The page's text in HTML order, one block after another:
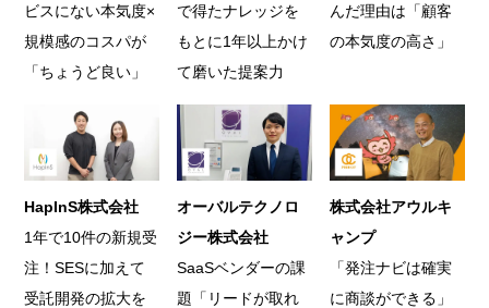
ビスにない本気度×
規模感のコスパが
「ちょうど良い」
で得たナレッジを
もとに1年以上かけ
て磨いた提案力
んだ理由は「顧客
の本気度の高さ」
HapInS株式会社
1年で10件の新規受
注！SESに加えて
受託開発の拡大を
オーバルテクノロ
ジー株式会社
SaaSベンダーの課
題「リードが取れ
株式会社アウルキ
ャンプ
「発注ナビは確実
に商談ができる」